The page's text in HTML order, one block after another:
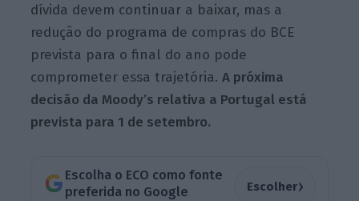
dívida devem continuar a baixar, mas a
redução do programa de compras do BCE
prevista para o final do ano pode
comprometer essa trajetória.A próxima
decisão da Moody’s relativa a Portugal está
prevista para 1 de setembro.
Escolha o ECO como fonte
preferida no Google
Escolher›